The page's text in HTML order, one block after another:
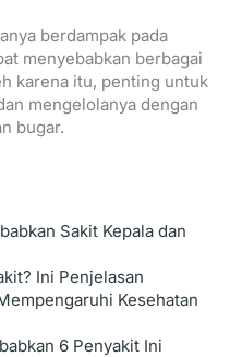
berdampak pada
menyebabkan berbagai
karena itu, penting untuk
mengelolanya dengan
bugar.
Sakit Kepala dan
Ini Penjelasan
Kesehatan
6 Penyakit Ini